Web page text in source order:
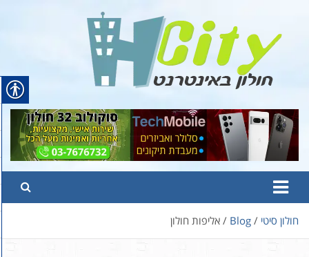
content
Hcity – חולון באינטרנט
פורטל החדשות והמידע של חולון
חולון סיטי Blog אליפות חולון